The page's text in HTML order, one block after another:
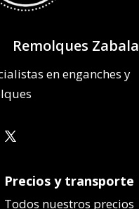
Remolques Zabala
en enganches y
Precios y transporte
Todos nuestros precios